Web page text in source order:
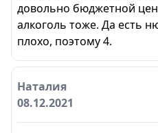
довольно бюджетной
алкоголь тоже. Да есть
плохо, поэтому 4.
Наталия
08.12.2021